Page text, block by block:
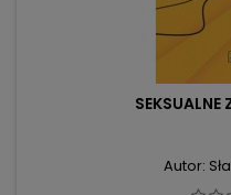
SEKSUALNE
Autor: